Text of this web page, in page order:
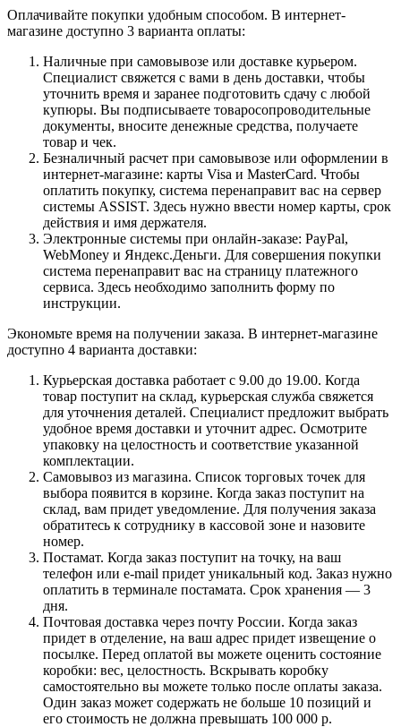
Оплачивайте покупки удобным способом. В интернет-
магазине доступно 3 варианта оплаты:
Наличные при самовывозе или доставке курьером.
Специалист свяжется с вами в день доставки, чтобы
уточнить время и заранее подготовить сдачу с любой
купюры. Вы подписываете товаросопроводительные
документы, вносите денежные средства, получаете
товар и чек.
Безналичный расчет при самовывозе или оформлении в
интернет-магазине: карты Visa и MasterCard. Чтобы
оплатить покупку, система перенаправит вас на сервер
системы ASSIST. Здесь нужно ввести номер карты, срок
действия и имя держателя.
Электронные системы при онлайн-заказе: PayPal,
WebMoney и Яндекс.Деньги. Для совершения покупки
система перенаправит вас на страницу платежного
сервиса. Здесь необходимо заполнить форму по
инструкции.
Экономьте время на получении заказа. В интернет-магазине
доступно 4 варианта доставки:
Курьерская доставка работает с 9.00 до 19.00. Когда
товар поступит на склад, курьерская служба свяжется
для уточнения деталей. Специалист предложит выбрать
удобное время доставки и уточнит адрес. Осмотрите
упаковку на целостность и соответствие указанной
комплектации.
Самовывоз из магазина. Список торговых точек для
выбора появится в корзине. Когда заказ поступит на
склад, вам придет уведомление. Для получения заказа
обратитесь к сотруднику в кассовой зоне и назовите
номер.
Постамат. Когда заказ поступит на точку, на ваш
телефон или e-mail придет уникальный код. Заказ нужно
оплатить в терминале постамата. Срок хранения — 3
дня.
Почтовая доставка через почту России. Когда заказ
придет в отделение, на ваш адрес придет извещение о
посылке. Перед оплатой вы можете оценить состояние
коробки: вес, целостность. Вскрывать коробку
самостоятельно вы можете только после оплаты заказа.
Один заказ может содержать не больше 10 позиций и
его стоимость не должна превышать 100 000 р.